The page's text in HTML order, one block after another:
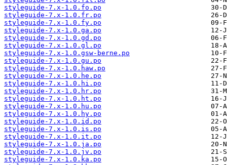
styleguide-7.x-1.0.fo.po
styleguide-7.x-1.0.fr.po
styleguide-7.x-1.0.fy.po
styleguide-7.x-1.0.ga.po
styleguide-7.x-1.0.gd.po
styleguide-7.x-1.0.gl.po
styleguide-7.x-1.0.gsw-berne.po
styleguide-7.x-1.0.gu.po
styleguide-7.x-1.0.haw.po
styleguide-7.x-1.0.he.po
styleguide-7.x-1.0.hi.po
styleguide-7.x-1.0.hr.po
styleguide-7.x-1.0.ht.po
styleguide-7.x-1.0.hu.po
styleguide-7.x-1.0.hy.po
styleguide-7.x-1.0.id.po
styleguide-7.x-1.0.is.po
styleguide-7.x-1.0.it.po
styleguide-7.x-1.0.ja.po
styleguide-7.x-1.0.jv.po
styleguide-7.x-1.0.ka.po